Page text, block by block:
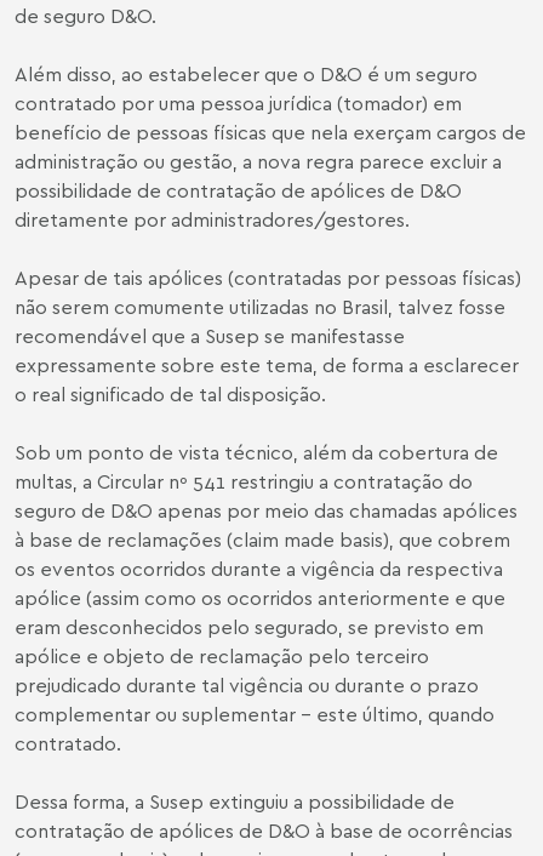
de seguro D&O.
Além disso, ao estabelecer que o D&O é um seguro
contratado por uma pessoa jurídica (tomador) em
benefício de pessoas físicas que nela exerçam cargos de
administração ou gestão, a nova regra parece excluir a
possibilidade de contratação de apólices de D&O
diretamente por administradores/gestores.
Apesar de tais apólices (contratadas por pessoas físicas)
não serem comumente utilizadas no Brasil, talvez fosse
recomendável que a Susep se manifestasse
expressamente sobre este tema, de forma a esclarecer
o real significado de tal disposição.
Sob um ponto de vista técnico, além da cobertura de
multas, a Circular nº 541 restringiu a contratação do
seguro de D&O apenas por meio das chamadas apólices
à base de reclamações (claim made basis), que cobrem
os eventos ocorridos durante a vigência da respectiva
apólice (assim como os ocorridos anteriormente e que
eram desconhecidos pelo segurado, se previsto em
apólice e objeto de reclamação pelo terceiro
prejudicado durante tal vigência ou durante o prazo
complementar ou suplementar - este último, quando
contratado.
Dessa forma, a Susep extinguiu a possibilidade de
contratação de apólices de D&O à base de ocorrências